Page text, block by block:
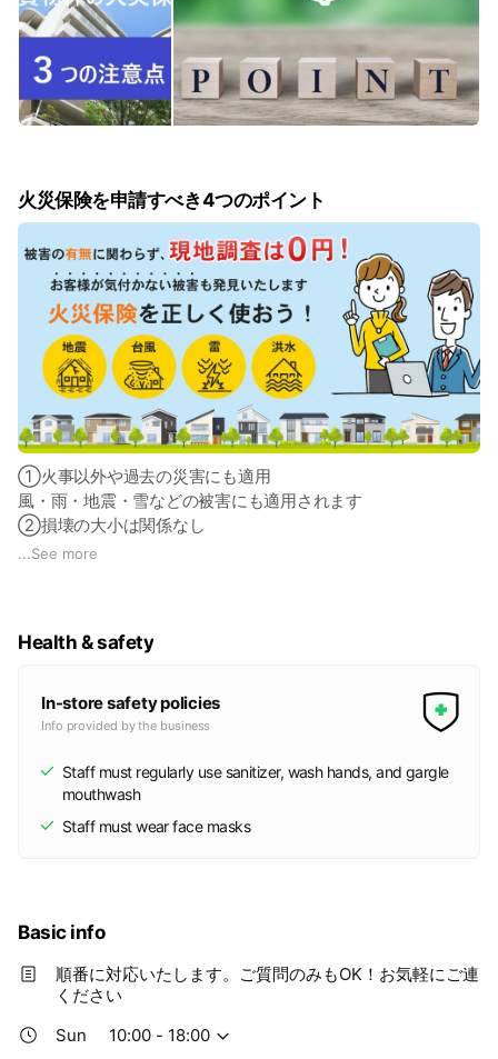
火災保険を申請すべき4つのポイント
①火事以外や過去の災害にも適用
風・雨・地震・雪などの被害にも適用されます
②損壊の大小は関係なし
実は気づきにくい小さな傷でも申請できます
過去の災害でも申請可能。再申請も受付中です。
...See more
Health & safety
In-store safety policies
Info provided by the business
Staff must regularly use sanitizer, wash hands, and gargle
mouthwash
Staff must wear face masks
Basic info
順番に対応いたします。ご質問のみもOK！お気軽にご連
ください
Sun
10:00 - 18:00